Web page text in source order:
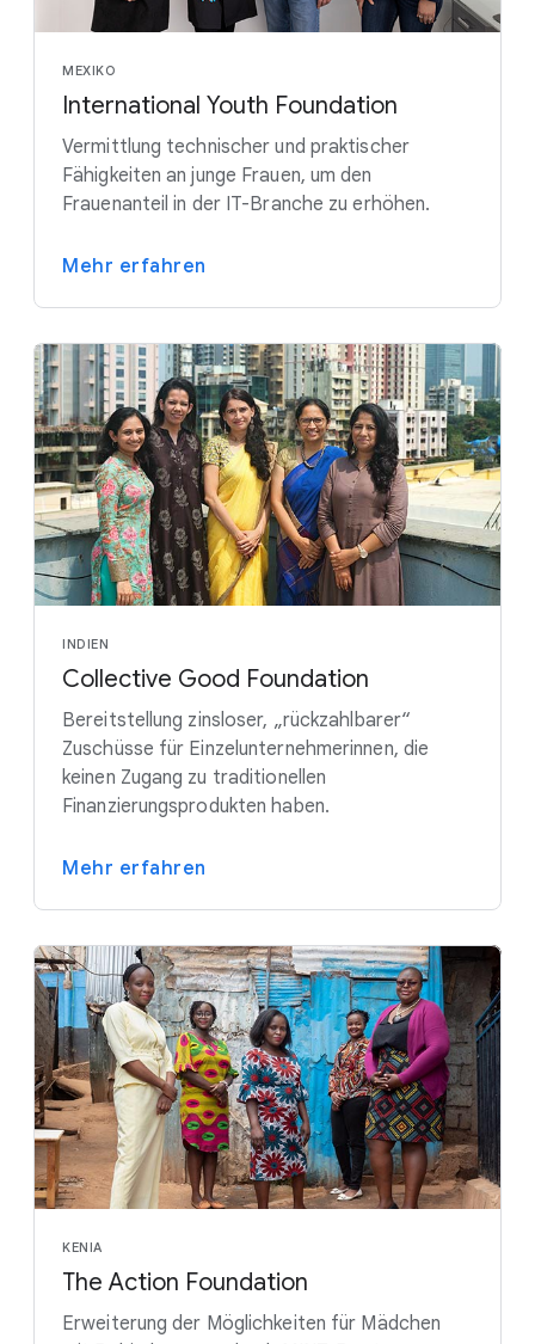
MEXIKO
International Youth Foundation
Vermittlung technischer und praktischer
Fähigkeiten an junge Frauen, um den
Frauenanteil in der IT-Branche zu erhöhen.
Mehr erfahren
INDIEN
Collective Good Foundation
Bereitstellung zinsloser, „rückzahlbarer“
Zuschüsse für Einzelunternehmerinnen, die
keinen Zugang zu traditionellen
Finanzierungsprodukten haben.
Mehr erfahren
KENIA
The Action Foundation
Erweiterung der Möglichkeiten für Mädchen